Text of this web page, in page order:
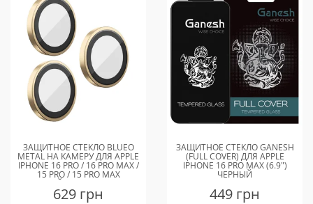
ЗАЩИТНОЕ СТЕКЛО BLUEO
METAL НА КАМЕРУ ДЛЯ APPLE
IPHONE 16 PRO / 16 PRO MAX /
15 PRO / 15 PRO MAX
ЗОЛОТОЙ / GOLD TITANIUM
629 грн
ЗАЩИТНОЕ СТЕКЛО GANESH
(FULL COVER) ДЛЯ APPLE
IPHONE 16 PRO MAX (6.9")
ЧЕРНЫЙ
449 грн